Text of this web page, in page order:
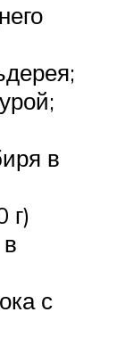
в
г)
с